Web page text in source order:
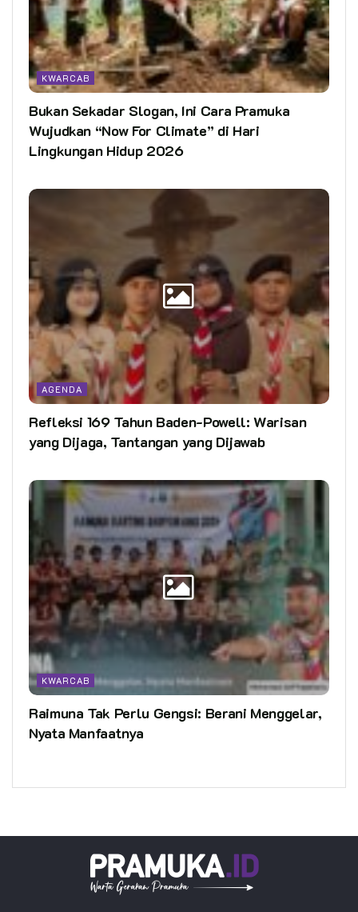
KWARCAB
Bukan Sekadar Slogan, Ini Cara Pramuka
Wujudkan “Now For Climate” di Hari
Lingkungan Hidup 2026
AGENDA
Refleksi 169 Tahun Baden-Powell: Warisan
yang Dijaga, Tantangan yang Dijawab
KWARCAB
Raimuna Tak Perlu Gengsi: Berani Menggelar,
Nyata Manfaatnya